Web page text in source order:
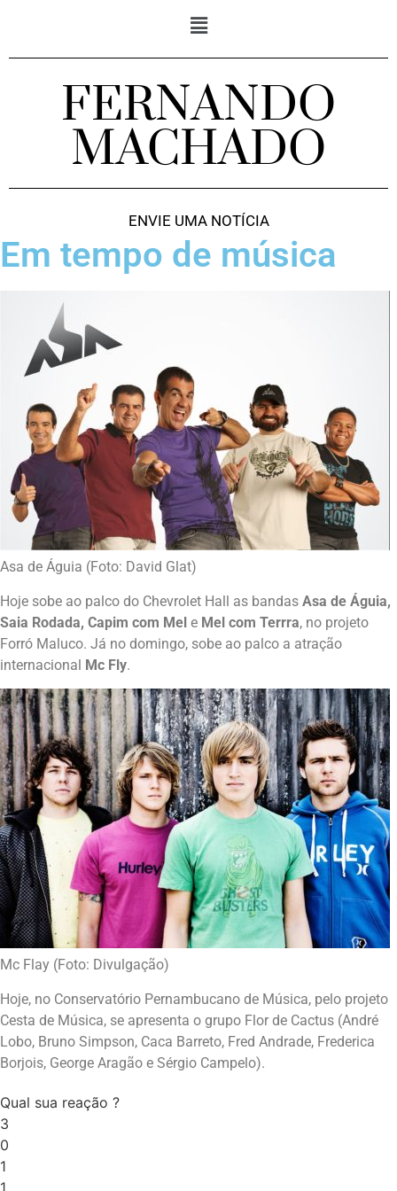
FERNANDO
MACHADO
ENVIE UMA NOTÍCIA
Em tempo de música
Asa de Águia (Foto: David Glat)
Hoje sobe ao palco do Chevrolet Hall as bandas Asa de Águia,
Saia Rodada, Capim com Mel e Mel com Terrra, no projeto
Forró Maluco. Já no domingo, sobe ao palco a atração
internacional Mc Fly.
Mc Flay (Foto: Divulgação)
Hoje, no Conservatório Pernambucano de Música, pelo projeto
Cesta de Música, se apresenta o grupo Flor de Cactus (André
Lobo, Bruno Simpson, Caca Barreto, Fred Andrade, Frederica
Borjois, George Aragão e Sérgio Campelo).
Qual sua reação ?
3
0
1
1